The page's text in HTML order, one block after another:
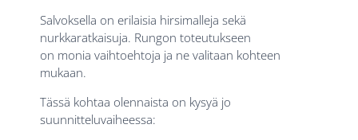
Salvoksella on erilaisia hirsimalleja sekä
nurkkaratkaisuja. Rungon toteutukseen
on monia vaihtoehtoja ja ne valitaan kohteen
mukaan.
Tässä kohtaa olennaista on kysyä jo
suunnitteluvaiheessa: